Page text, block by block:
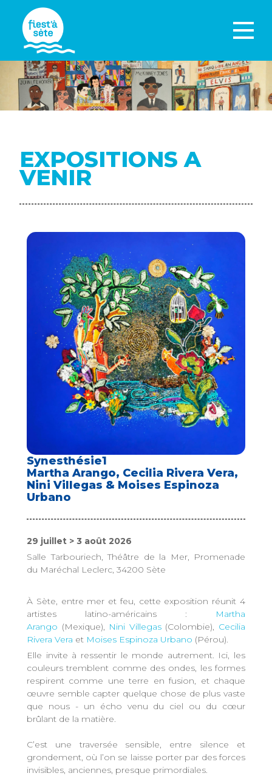
EXPOSITIONS A
VENIR
Synesthésie1
Martha Arango, Cecilia Rivera Vera,
Nini Villegas & Moises Espinoza
Urbano
29 juillet > 3 août 2026
Salle Tarbouriech, Théâtre de la Mer, Promenade
du Maréchal Leclerc, 34200 Sète
À Sète, entre mer et feu, cette exposition réunit 4
artistes latino-américains :
Martha
Arango (Mexique), Nini Villegas(Colombie), Cecilia
Rivera Vera et Moises Espinoza Urbano (Pérou).
Elle invite à ressentir le monde autrement. Ici, les
couleurs tremblent comme des ondes, les formes
respirent comme une terre en fusion, et chaque
œuvre semble capter quelque chose de plus vaste
que nous - un écho venu du ciel ou du cœur
brûlant de la matière.
C’est une traversée sensible, entre silence et
grondement, où l’on se laisse porter par des forces
invisibles, anciennes, presque primordiales.